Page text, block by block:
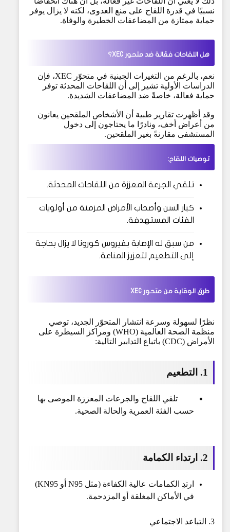
نسبيًا في قدرة اللقاح على منع العدوى، لكنه لا يزال يوفر
حماية ممتازة من المضاعفات الخطيرة والوفاة.
هل اللقاحات فعّالة ضد متحور XEC؟
نعم، بالرغم من التغيرات الجينية في متحوّر XEC، فإن
الدراسات الأولية تشير إلى أن اللقاحات المحدثة توفر
حماية فعالة، خاصةً ضد المضاعفات الشديدة.
وقد أظهرت تقارير طبية أن الأشخاص الملقحين يعانون
من أعراض أخف، ونادرًا ما يحتاجون إلى دخول
المستشفى مقارنةً بغير الملقحين.
توصيات اللقاح:
تلقي الجرعة المعززة من اللقاحات المحدثة.
كبار السن وأصحاب الأمراض المزمنة من أولويات
الفئات المستهدفة.
من سبق له الإصابة بفيروس كورونا لا يزال بحاجة
إلى التطعيم لتعزيز المناعة.
طرق الوقاية من متحور XEC
نظرًا لسهولة وسرعة انتشار المتحوّر الجديد، توصي
منظمة الصحة العالمية (WHO) ومراكز السيطرة على
الأمراض (CDC) باتباع التدابير التالية:
1. التطعيم
تلقي اللقاح والجرعات المعززة الموصى بها
حسب الفئة العمرية والحالة الصحية.
2. ارتداء الكمامة
ارتدِ الكمامات عالية الكفاءة (مثل N95 أو KN95)
في الأماكن المغلقة أو المزدحمة.
3. التباعد الاجتماعي